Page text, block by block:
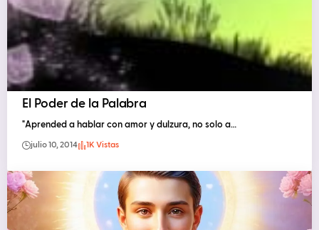
El Poder de la Palabra
"Aprended a hablar con amor y dulzura, no solo a…
julio 10, 2014 1K Vistas